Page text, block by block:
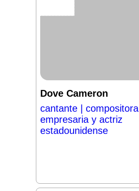
Dove Cameron
cantante | compositora |
empresaria y actriz
estadounidense